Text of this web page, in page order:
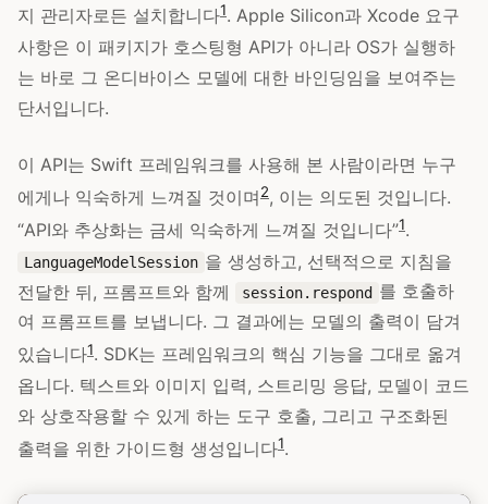
지 관리자로든 설치합니다1. Apple Silicon과 Xcode 요구
사항은 이 패키지가 호스팅형 API가 아니라 OS가 실행하
는 바로 그 온디바이스 모델에 대한 바인딩임을 보여주는
단서입니다.
이 API는 Swift 프레임워크를 사용해 본 사람이라면 누구
에게나 익숙하게 느껴질 것이며2, 이는 의도된 것입니다.
“API와 추상화는 금세 익숙하게 느껴질 것입니다”1.
LanguageModelSession 을 생성하고, 선택적으로 지침을
전달한 뒤, 프롬프트와 함께
session.respond 를 호출하
여 프롬프트를 보냅니다. 그 결과에는 모델의 출력이 담겨
있습니다1. SDK는 프레임워크의 핵심 기능을 그대로 옮겨
옵니다. 텍스트와 이미지 입력, 스트리밍 응답, 모델이 코드
와 상호작용할 수 있게 하는 도구 호출, 그리고 구조화된
출력을 위한 가이드형 생성입니다1.